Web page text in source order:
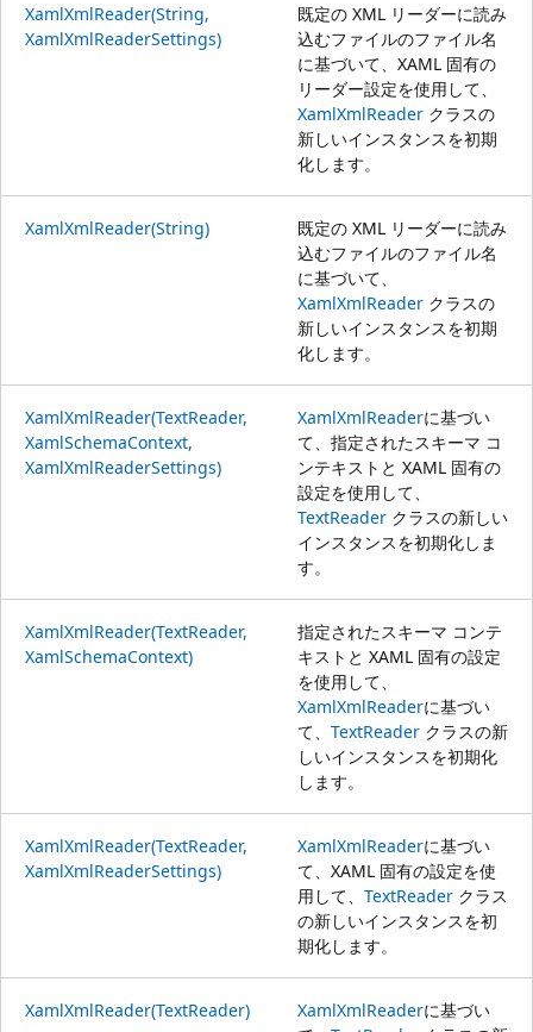
XamlXmlReader(String,
XamlXmlReaderSettings)
既定の XML リーダーに読み
込むファイルのファイル名
に基づいて、XAML 固有の
リーダー設定を使用して、
XamlXmlReader クラスの
新しいインスタンスを初期
化します。
XamlXmlReader(String)
既定の XML リーダーに読み
込むファイルのファイル名
に基づいて、
XamlXmlReader クラスの
新しいインスタンスを初期
化します。
XamlXmlReader(TextReader,
XamlSchemaContext,
XamlXmlReaderSettings)
XamlXmlReaderに基づい
て、指定されたスキーマ コ
ンテキストと XAML 固有の
設定を使用して、
TextReader クラスの新しい
インスタンスを初期化しま
す。
XamlXmlReader(TextReader,
XamlSchemaContext)
指定されたスキーマ コンテ
キストと XAML 固有の設定
を使用して、
XamlXmlReaderに基づい
て、 TextReader クラスの新
しいインスタンスを初期化
します。
XamlXmlReader(TextReader,
XamlXmlReaderSettings)
XamlXmlReaderに基づい
て、XAML 固有の設定を使
用して、 TextReader クラス
の新しいインスタンスを初
期化します。
XamlXmlReader(TextReader) XamlXmlReaderに基づい